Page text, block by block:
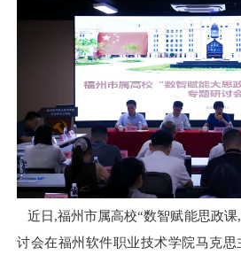
近日,福州市属高校“数智赋能思政
讨会在福州软件职业技术学院马克思